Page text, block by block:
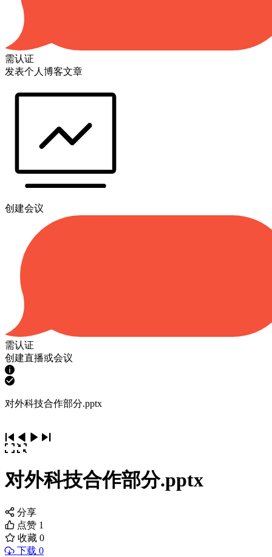
需认证
发表个人博客文章
创建会议
需认证
创建直播或会议
对外科技合作部分.pptx
对外科技合作部分.pptx
分享
点赞 1
收藏 0
下载 0